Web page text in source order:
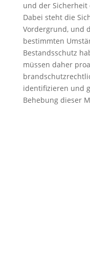
und der
Dabei steht die
Vordergrund, und
bestimmten
Bestandsschutz
müssen daher
identifizieren und
Behebung dieser